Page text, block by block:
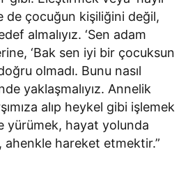
de çocuğun kişiliğini değil,
almalıyız. ‘Sen adam
‘Bak sen iyi bir çocuksun
olmadı. Bunu nasıl
yaklaşmalıyız. Annelik
alıp heykel gibi işlemek
yürümek, hayat yolunda
hareket etmektir.”